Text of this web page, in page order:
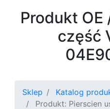
Produkt OE
część
Sklep
Katalog
Produkt: Pierscien